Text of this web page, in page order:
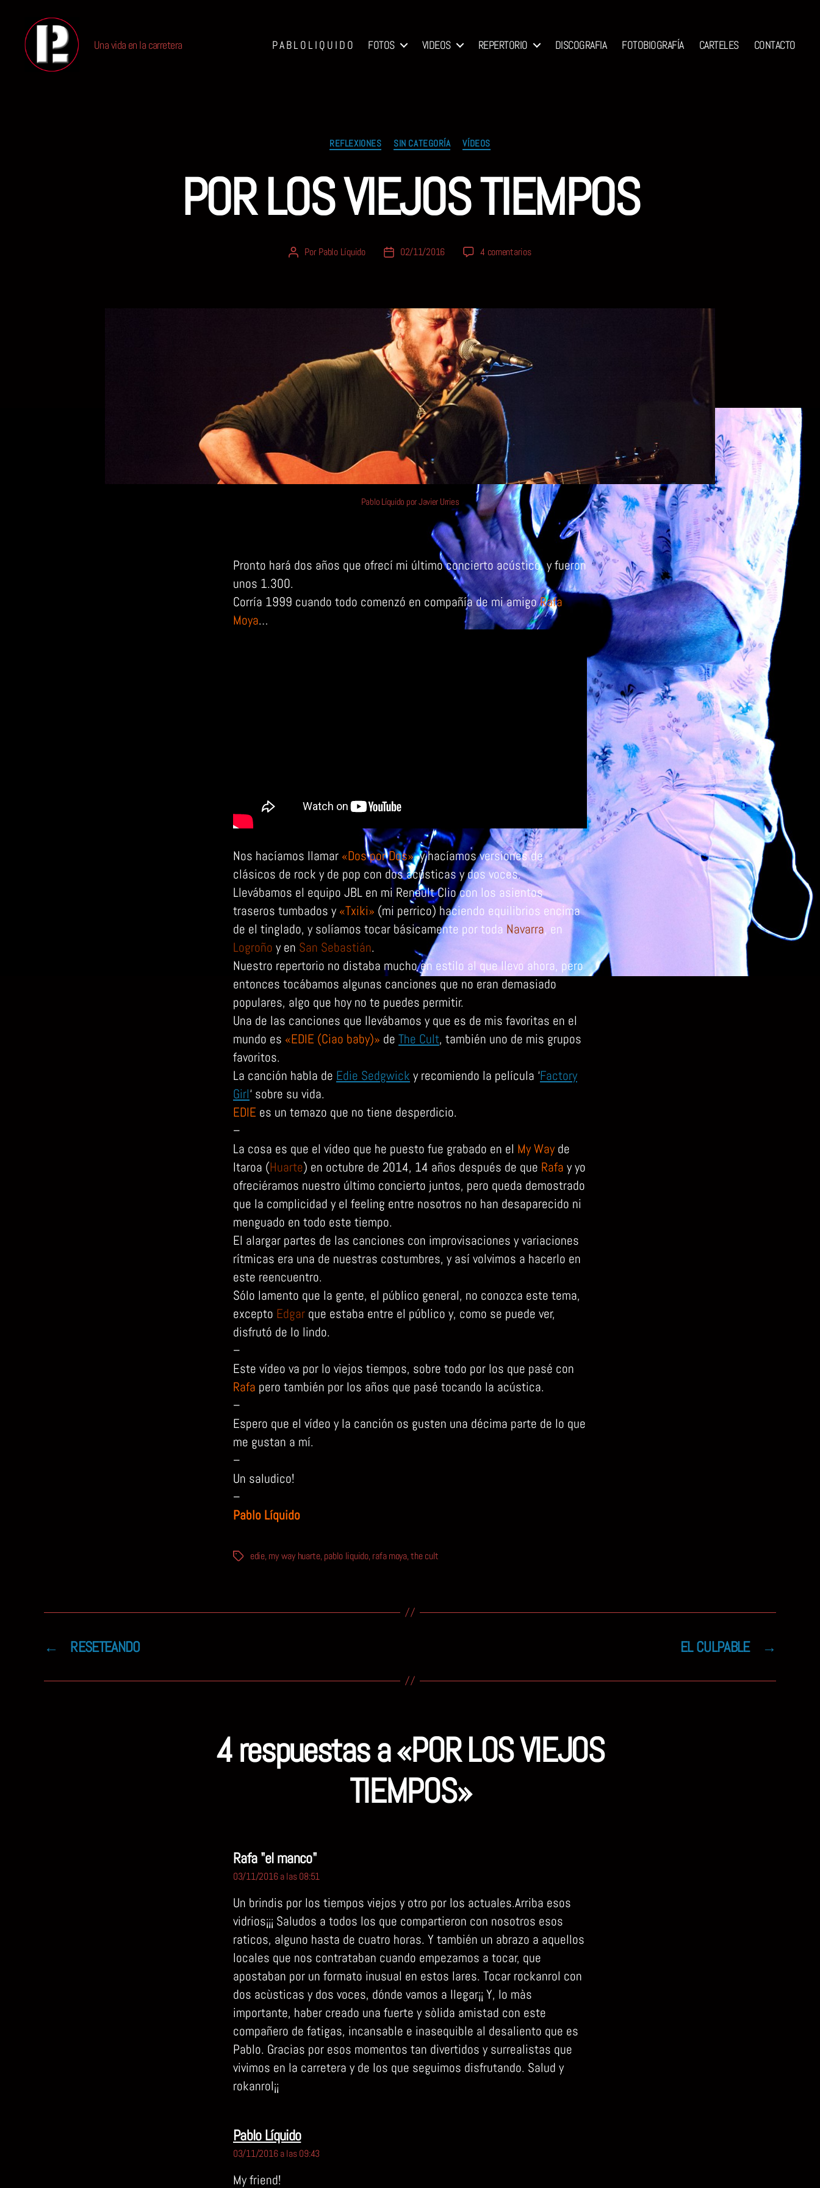
Una vida en la carretera P A B L O L I Q U I D O FOTOS VIDEOS REPERTORIO DISCOGRAFIA FOTOBIOGRAFÍA CARTELES CONTACTO
Categorías
REFLEXIONES SIN CATEGORÍA VÍDEOS
POR LOS VIEJOS TIEMPOS
AutorPorPablo Líquido
Fecha02/11/2016 4 comentariosen
TIEMPOS
Pablo Líquido por Javier Urries
Pronto hará dos años que ofrecí mi último concierto acústico, y fueron
unos 1.300.
Corría 1999 cuando todo comenzó en compañía de mi amigoRafa
Moya…
Nos hacíamos llamar «Dos por Dos», y hacíamos versiones de
clásicos de rock y de pop con dos acústicas y dos voces.
Llevábamos el equipo JBL en mi Renault Clio con los asientos
traseros tumbados y«Txiki» (mi perrico) haciendo equilibrios encima
de el tinglado, y solíamos tocar básicamente por toda Navarra, en
Logroño y en San Sebastián.
Nuestro repertorio no distaba mucho en estilo al que llevo ahora, pero
entonces tocábamos algunas canciones que no eran demasiado
populares, algo que hoy no te puedes permitir.
Una de las canciones que llevábamos y que es de mis favoritas en el
mundo es «EDIE (Ciao baby)» de The Cult, también uno de mis grupos
favoritos.
La canción habla de Edie Sedgwick y recomiendo la película ‘Factory
Girl‘ sobre su vida.
EDIE es un temazo que no tiene desperdicio.
–
La cosa es que el vídeo que he puesto fue grabado en el My Way de
Itaroa (Huarte) en octubre de 2014, 14 años después de que Rafa y yo
ofreciéramos nuestro último concierto juntos, pero queda demostrado
que la complicidad y el feeling entre nosotros no han desaparecido ni
menguado en todo este tiempo.
El alargar partes de las canciones con improvisaciones y variaciones
rítmicas era una de nuestras costumbres, y así volvimos a hacerlo en
este reencuentro.
Sólo lamento que la gente, el público general, no conozca este tema,
excepto Edgar que estaba entre el público y, como se puede ver,
disfrutó de lo lindo.
–
Este vídeo va por lo viejos tiempos, sobre todo por los que pasé con
Rafa pero también por los años que pasé tocando la acústica.
–
Espero que el vídeo y la canción os gusten una décima parte de lo que
me gustan a mí.
–
Un saludico!
–
Pablo Líquido
Etiquetas
edie,my way huarte,pablo liquido,rafa moya,the cult
← RESETEANDO →
EL CULPABLE
4 respuestas a «POR LOS VIEJOS
TIEMPOS»
Rafa "el manco"dice:
03/11/2016 a las 08:51
Un brindis por los tiempos viejos y otro por los actuales.Arriba esos
vidrios¡¡¡ Saludos a todos los que compartieron con nosotros esos
raticos, alguno hasta de cuatro horas. Y también un abrazo a aquellos
locales que nos contrataban cuando empezamos a tocar, que
apostaban por un formato inusual en estos lares. Tocar rockanrol con
dos acùsticas y dos voces, dónde vamos a llegar¡¡ Y, lo màs
importante, haber creado una fuerte y sòlida amistad con este
compañero de fatigas, incansable e inasequible al desaliento que es
Pablo. Gracias por esos momentos tan divertidos y surrealistas que
vivimos en la carretera y de los que seguimos disfrutando. Salud y
rokanrol¡¡
Pablo Líquidodice:
03/11/2016 a las 09:43
My friend!